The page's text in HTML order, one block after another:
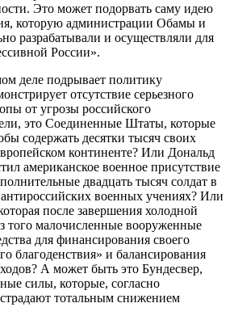
Это может подорвать саму идею
которую администрации Обамы и
разрабатывали и осуществляли для
России».
деле подрывает политику
отсутствие серьезного
от угрозы российского
это Соединенные Штаты, которые
содержать десятки тысяч своих
континенте? Или Дональд
американское военное присутствие
двадцать тысяч солдат в
военных учениях? Или
после завершения холодной
того малочисленные вооруженные
для финансирования своего
благоденствия» и балансирования
А может быть это Бундесвер,
силы, которые, согласно
тотальным снижением